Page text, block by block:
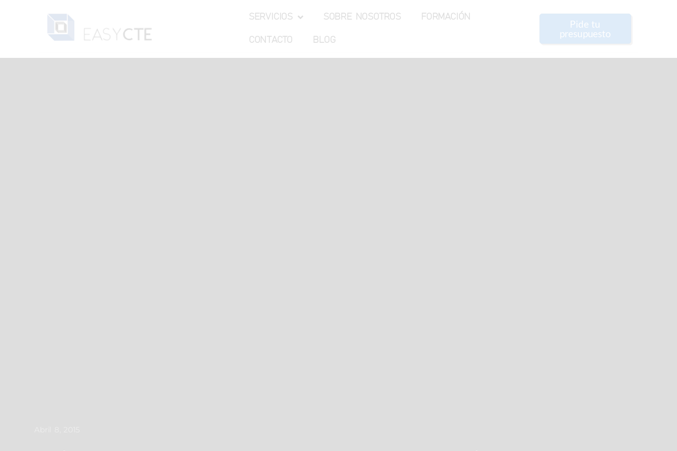
SERVICIOS SOBRE NOSOTROS FORMACIÓN
CONTACTO BLOG
Pide tu
presupuesto